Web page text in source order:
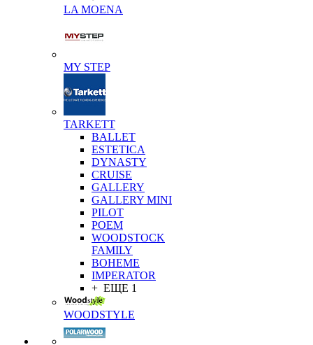
LA MOENA
MY STEP
TARKETT
BALLET
ESTETICA
DYNASTY
CRUISE
GALLERY
GALLERY MINI
PILOT
POEM
WOODSTOCK
FAMILY
BOHEME
IMPERATOR
+ ЕЩЕ 1
WOODSTYLE